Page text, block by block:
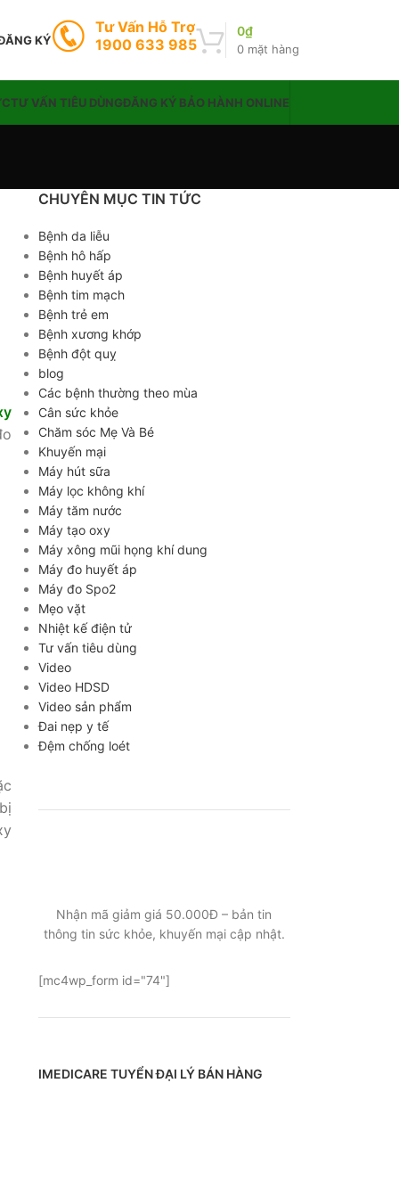
KÝ
Tư Vấn Hỗ Trợ
1900 633 985
0 mặt hàng
0₫
TƯ VẤN TIÊU DÙNGĐĂNG KÝ BẢO HÀNH ONLINE
CHUYÊN MỤC TIN TỨC
Bệnh da liễu
Bệnh hô hấp
Bệnh huyết áp
Bệnh tim mạch
Bệnh trẻ em
Bệnh xương khớp
Bệnh đột quỵ
blog
Các bệnh thường theo mùa
Cân sức khỏe
Chăm sóc Mẹ Và Bé
Khuyến mại
Máy hút sữa
Máy lọc không khí
Máy tăm nước
Máy tạo oxy
Máy xông mũi họng khí dung
Máy đo huyết áp
Máy đo Spo2
Mẹo vặt
Nhiệt kế điện tử
Tư vấn tiêu dùng
Video
Video HDSD
Video sản phẩm
Đai nẹp y tế
Đệm chống loét
Nhận mã giảm giá 50.000Đ – bản tin
thông tin sức khỏe, khuyến mại cập nhật.
[mc4wp_form id="74"]
IMEDICARE TUYỂN ĐẠI LÝ BÁN HÀNG